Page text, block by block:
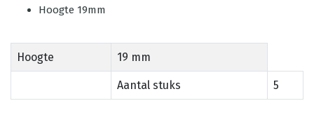
Hoogte 19mm
Hoogte 19 mm
Aantal stuks 5